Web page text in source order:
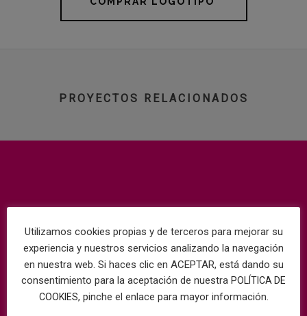
PROYECTOS RELACIONADOS
Utilizamos cookies propias y de terceros para mejorar su
experiencia y nuestros servicios analizando la navegación
en nuestra web. Si haces clic en ACEPTAR, está dando su
consentimiento para la aceptación de nuestra POLÍTICA DE
COOKIES, pinche el enlace para mayor información.